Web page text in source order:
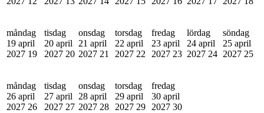
måndag
19 april
2027 19
tisdag
20 april
2027 20
onsdag
21 april
2027 21
torsdag
22 april
2027 22
fredag
23 april
2027 23
lördag
24 april
2027 24
söndag
25 april
2027 25
måndag
26 april
2027 26
tisdag
27 april
2027 27
onsdag
28 april
2027 28
torsdag
29 april
2027 29
fredag
30 april
2027 30